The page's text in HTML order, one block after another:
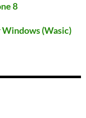
8
(Wasic)